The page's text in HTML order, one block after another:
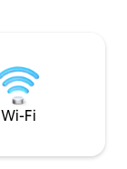
Wi-Fi